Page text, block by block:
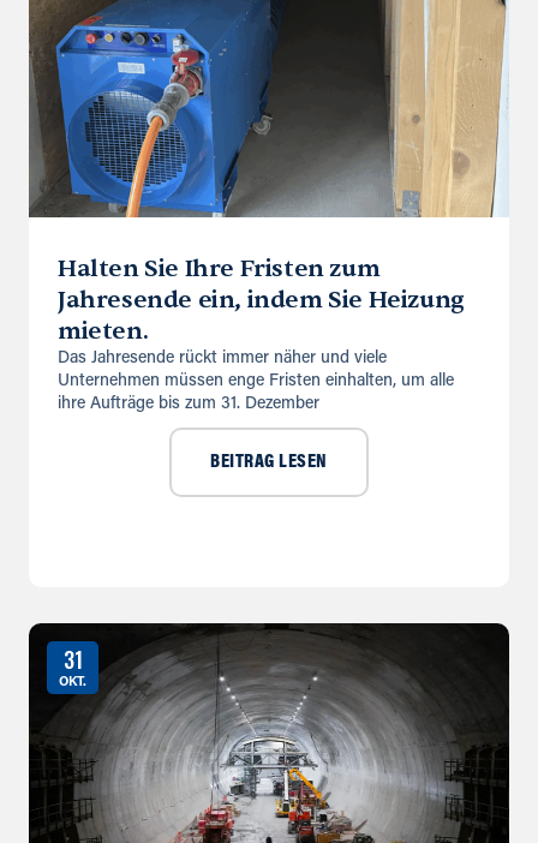
Halten Sie Ihre Fristen zum
Jahresende ein, indem Sie Heizung
mieten.
Das Jahresende rückt immer näher und viele
Unternehmen müssen enge Fristen einhalten, um alle
ihre Aufträge bis zum 31. Dezember
BEITRAG LESEN
31
OKT.